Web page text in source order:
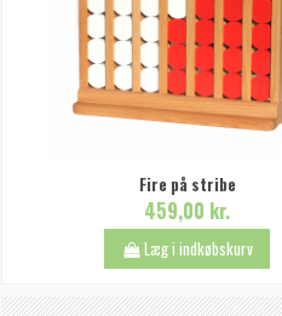
Fire på stribe
459,00 kr.
Læg i indkøbskurv